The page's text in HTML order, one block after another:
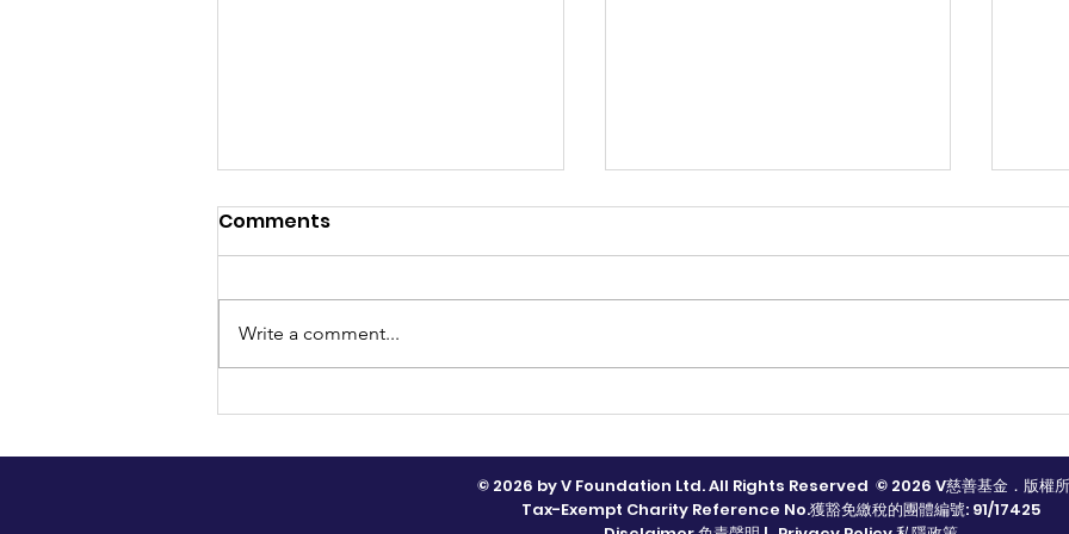
V are here (V愛共行) 💙長
V are here (V愛共行) 💙 第
V慈
Comments
Write a comment...
© 2026 by V Foundation Ltd. All Rights Reserved © 2026 V慈善基金．版權
Tax-Exempt Charity Reference No.獲豁免繳稅的團體編號: 91/17425